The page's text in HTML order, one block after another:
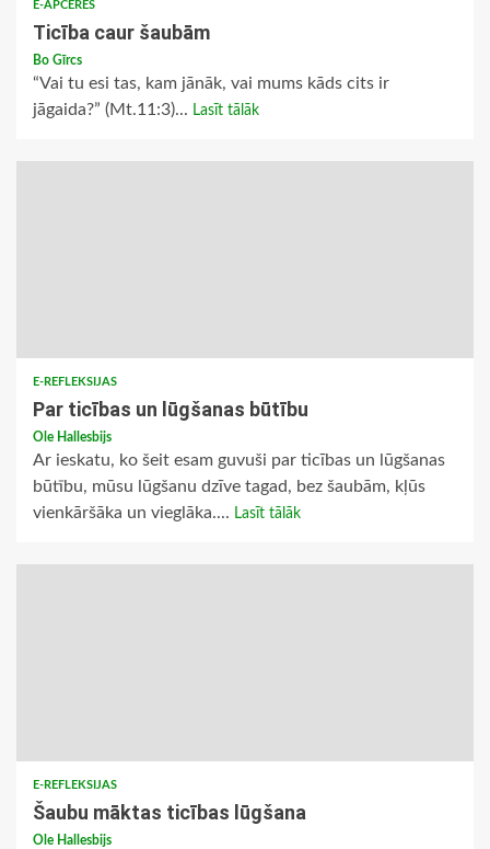
E-APCERES
Ticība caur šaubām
Bo Gīrcs
“Vai tu esi tas, kam jānāk, vai mums kāds cits ir
jāgaida?” (Mt.11:3)... Lasīt tālāk
E-REFLEKSIJAS
Par ticības un lūgšanas būtību
Ole Hallesbijs
Ar ieskatu, ko šeit esam guvuši par ticības un lūgšanas
būtību, mūsu lūgšanu dzīve tagad, bez šaubām, kļūs
vienkāršāka un vieglāka.... Lasīt tālāk
E-REFLEKSIJAS
Šaubu māktas ticības lūgšana
Ole Hallesbijs